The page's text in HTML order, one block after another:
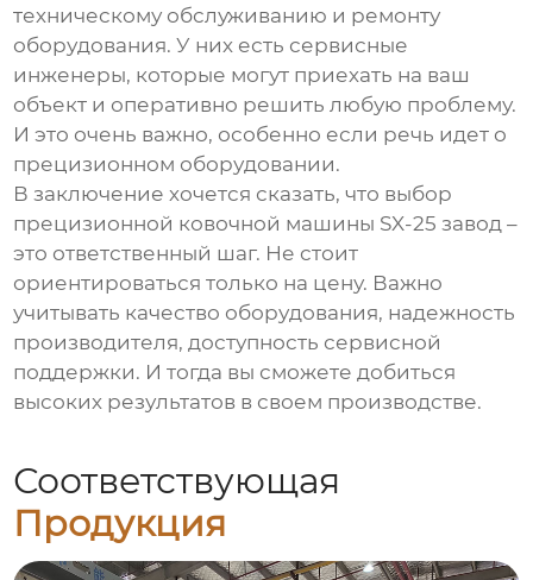
техническому обслуживанию и ремонту
оборудования. У них есть сервисные
инженеры, которые могут приехать на ваш
объект и оперативно решить любую проблему.
И это очень важно, особенно если речь идет о
прецизионном оборудовании.
В заключение хочется сказать, что выбор
прецизионной ковочной машины SX-25 завод –
это ответственный шаг. Не стоит
ориентироваться только на цену. Важно
учитывать качество оборудования, надежность
производителя, доступность сервисной
поддержки. И тогда вы сможете добиться
высоких результатов в своем производстве.
Соответствующая
Продукция